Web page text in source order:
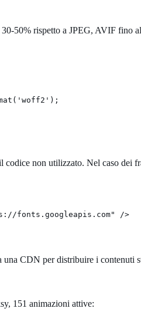
50% rispetto a JPEG, AVIF fino
codice non utilizzato. Nel caso dei
fonts.googleapis.com" />
una CDN per distribuire i contenuti
151 animazioni attive: